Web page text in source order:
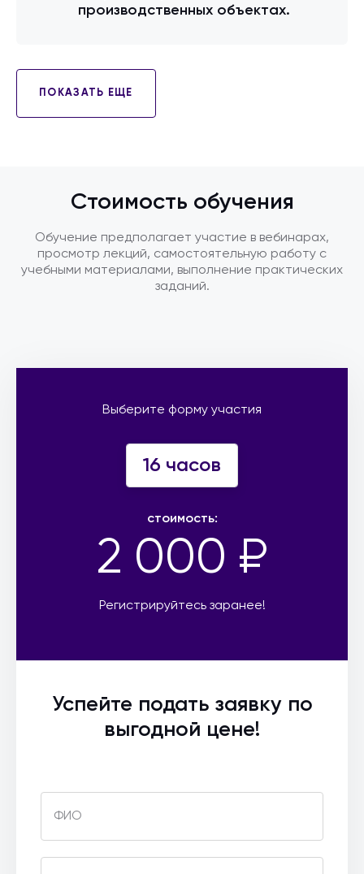
производственных объектах.
ПОКАЗАТЬ ЕЩЕ
Стоимость обучения
Обучение предполагает участие в вебинарах,
просмотр лекций, самостоятельную работу с
учебными материалами, выполнение практических
заданий.
Выберите форму участия
16 часов
стоимость:
2 000 ₽
Регистрируйтесь заранее!
Успейте подать заявку по
выгодной цене!
ФИО